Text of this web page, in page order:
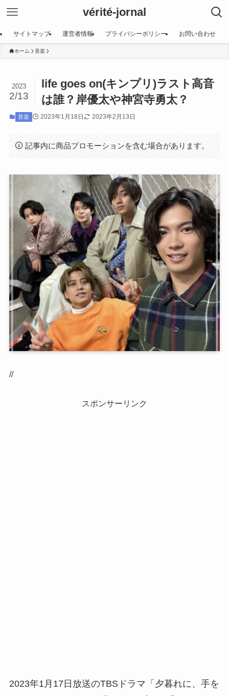
vérité-jornal
サイトマップ 運営者情報 プライバシーポリシー お問い合わせ
ホーム 音楽
life goes on(キンプリ)ラスト高音
は誰？岸優太や神宮寺勇太？
2023
2/13
音楽 2023年1月18日 2023年2月13日
記事内に商品プロモーションを含む場合があります。
//
スポンサーリンク
2023年1月17日放送のTBSドラマ「夕暮れに、手を